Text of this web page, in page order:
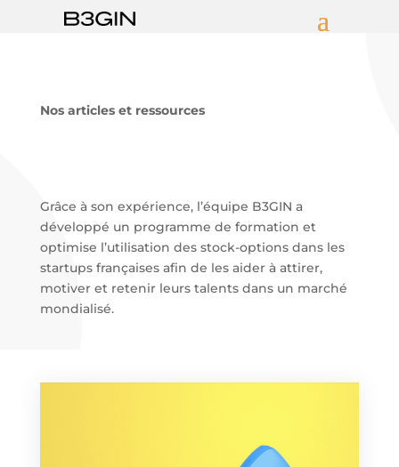
Nos articles et ressources
Grâce à son expérience, l’équipe B3GIN a
développé un programme de formation et
optimise l’utilisation des stock-options dans les
startups françaises afin de les aider à attirer,
motiver et retenir leurs talents dans un marché
mondialisé.